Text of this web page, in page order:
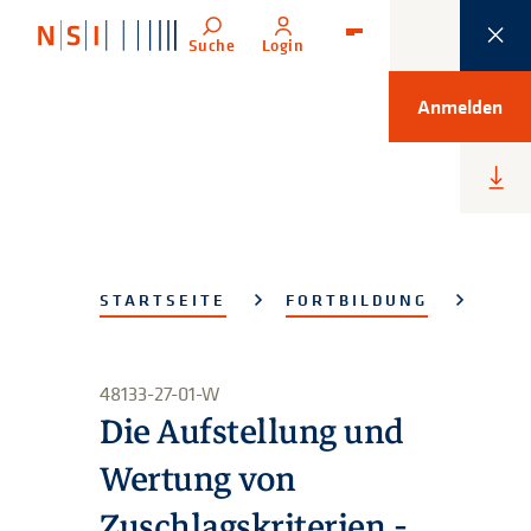
Suche Login
STARTSEITE FORTBILDUNG
48133-27-01-W
Die Aufstellung und
Wertung von
Anmelden